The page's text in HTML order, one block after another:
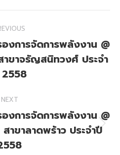
X
Previous
post:
งการจัดการพลังงาน @
ขาจรัญสนิทวงศ์ ประจำ
NEXT
Next
post:
งการจัดการพลังงาน @
าขาลาดพร้าว ประจำปี